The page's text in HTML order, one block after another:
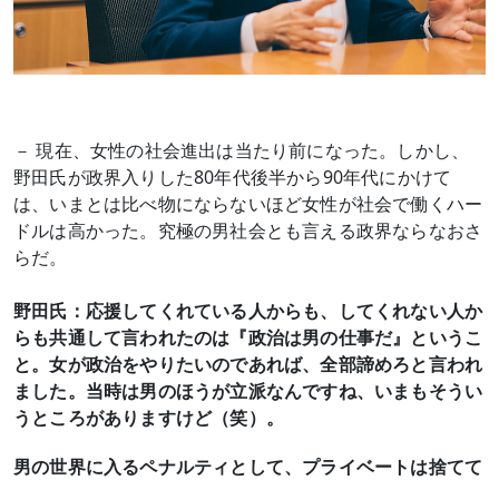
－ 現在、女性の社会進出は当たり前になった。しかし、
野田氏が政界入りした80年代後半から90年代にかけて
は、いまとは比べ物にならないほど女性が社会で働くハー
ドルは高かった。究極の男社会とも言える政界ならなおさ
らだ。
野田氏：応援してくれている人からも、してくれない人か
らも共通して言われたのは『政治は男の仕事だ』というこ
と。女が政治をやりたいのであれば、全部諦めろと言われ
ました。当時は男のほうが立派なんですね、いまもそうい
うところがありますけど（笑）。
男の世界に入るペナルティとして、プライベートは捨てて